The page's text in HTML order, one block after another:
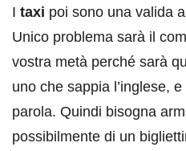
I taxi poi sono una valida
Unico problema sarà il
vostra metà perché sarà
uno che sappia l’inglese,
parola. Quindi bisogna
possibilmente di un